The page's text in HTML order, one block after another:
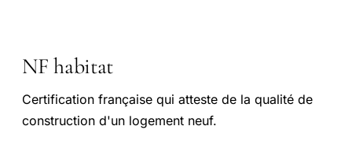
NF habitat
Certification française qui atteste de la qualité de
construction d'un logement neuf.